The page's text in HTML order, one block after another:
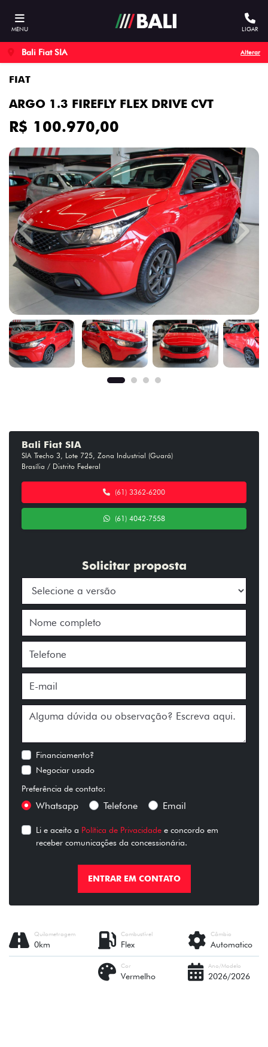
MENU LIGAR
Bali Fiat SIA Alterar
FIAT
ARGO 1.3 FIREFLY FLEX DRIVE CVT
R$ 100.970,00
Previous Next
Bali Fiat SIA
SIA Trecho 3, Lote 725, Zona Industrial (Guará)
Brasília / Distrito Federal
(61) 3362-6200
(61) 4042-7558
Solicitar proposta
Financiamento?
Negociar usado
Preferência de contato:
Whatsapp Telefone Email
Li e aceito a Política de Privacidade e concordo em
receber comunicações da concessionária.
ENTRAR EM CONTATO
Câmbio
Automatico
Combustível
Flex
Quilometragem
0km
Ano/Modelo
2026/2026
Cor
Vermelho